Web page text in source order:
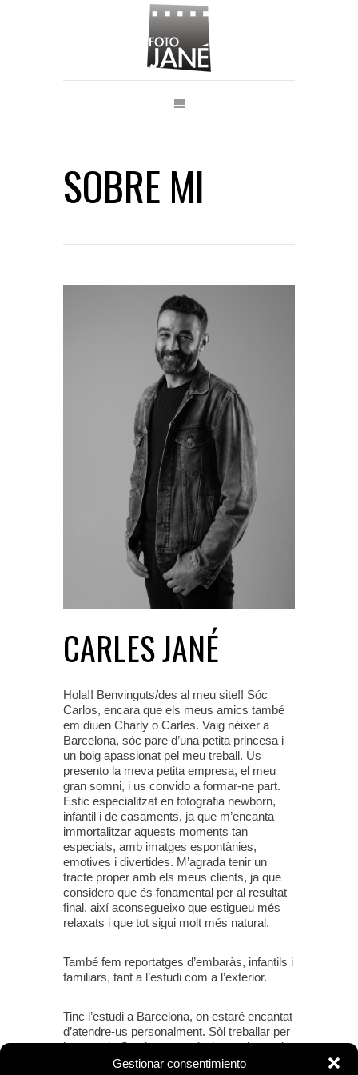
Gestionar consentimiento
SOBRE MI
CARLES JANÉ
Hola!! Benvinguts/des al meu site!! Sóc
Carlos, encara que els meus amics també
em diuen Charly o Carles. Vaig néixer a
Barcelona, ​​sóc pare d’una petita princesa i
un boig apassionat pel meu treball. Us
presento la meva petita empresa, el meu
gran somni, i us convido a formar-ne part.
Estic especialitzat en fotografia newborn,
infantil i de casaments, ja que m’encanta
immortalitzar aquests moments tan
especials, amb imatges espontànies,
emotives i divertides. M’agrada tenir un
tracte proper amb els meus clients, ja que
considero que és fonamental per al resultat
final, així aconsegueixo que estigueu més
relaxats i que tot sigui molt més natural.
També fem reportatges d’embaràs, infantils i
familiars, tant a l’estudi com a l’exterior.
Tinc l’estudi a Barcelona, ​​on estaré encantat
d’atendre-us personalment. Sòl treballar per
la zona de Catalunya, però si organitzeu el
casament en algun altre lloc, no dubteu a